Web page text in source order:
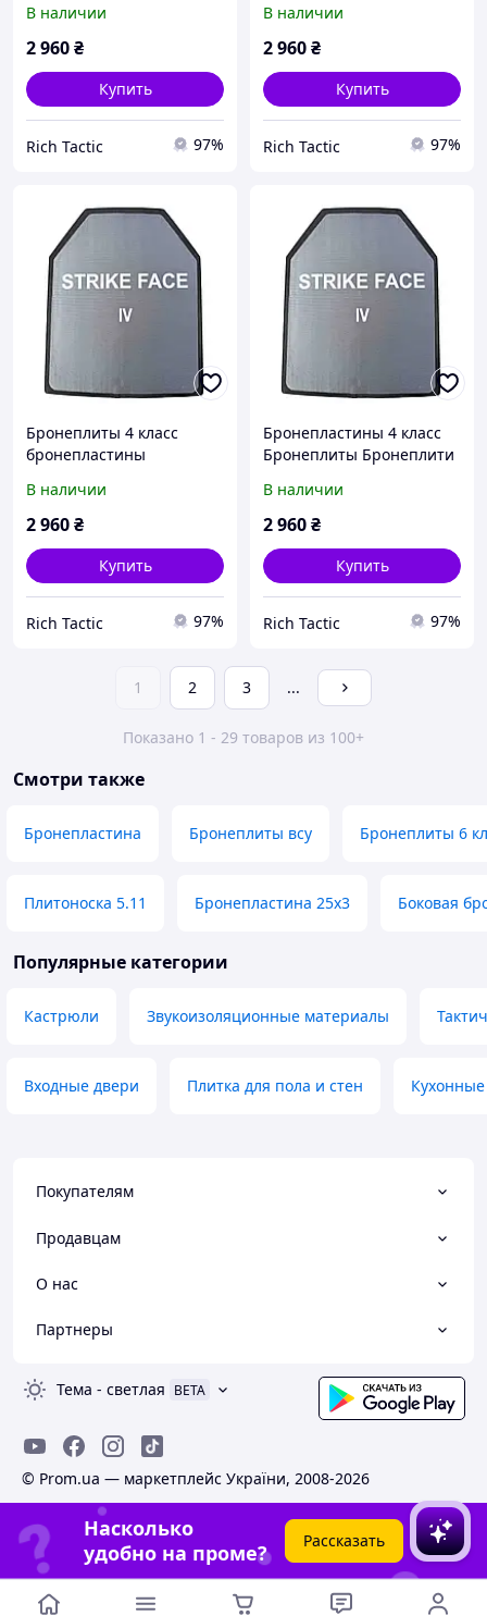
пластини для
бронежилета плити
В наличии
2 960₴
Купить
Rich Tactic 97%
пластини для
бронежилета плити
В наличии
2 960₴
Купить
Rich Tactic 97%
Бронеплиты 4 класс
бронепластины
захисту бронеплити
MARS 600 6мм (вес 3.5 кг)
бронежилета плити
В наличии
2 960₴
Купить
Rich Tactic 97%
Бронепластины 4 класс
Бронеплиты Бронеплити
бронеплити MARS 600
6мм (вес 3.5 кг) пластини
В наличии
2 960₴
Купить
Rich Tactic 97%
1 2 3 ...
Показано 1 - 29 товаров из 100+
Смотри также
Бронепластина Бронеплиты всу Бронеплиты 6
Плитоноска 5.11 Бронепластина 25х3 Боковая
Популярные категории
Кастрюли Звукоизоляционные материалы
Входные двери Плитка для пола и стен
Покупателям
Продавцам
О нас
Партнеры
Тема - светлая BETA
© Prom.ua — маркетплейс України, 2008-2026
Насколько
удобно на проме?
Рассказать